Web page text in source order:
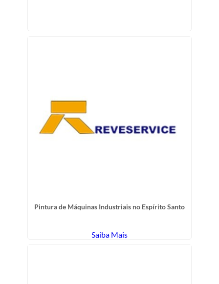
Pintura de Máquinas Industriais no Espírito Santo
Saiba Mais